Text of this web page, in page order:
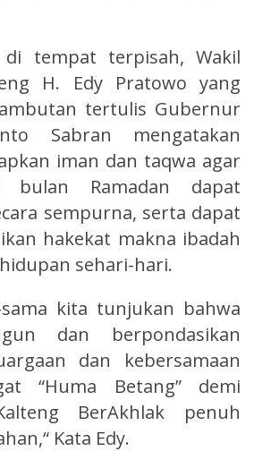
tempat terpisah, Wakil
H. Edy Pratowo yang
tertulis Gubernur
Sabran mengatakan
iman dan taqwa agar
bulan Ramadan dapat
sempurna, serta dapat
hakekat makna ibadah
sehari-hari.
kita tunjukan bahwa
dan berpondasikan
dan kebersamaan
“Huma Betang” demi
BerAkhlak penuh
Kata Edy.